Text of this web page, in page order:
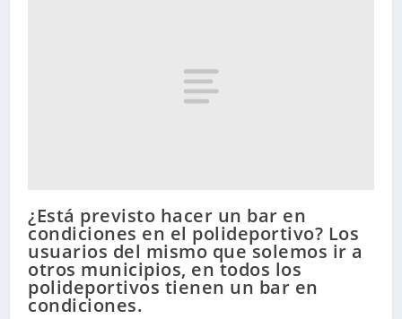
¿Está previsto hacer un bar en
condiciones en el polideportivo? Los
usuarios del mismo que solemos ir a
otros municipios, en todos los
polideportivos tienen un bar en
condiciones.